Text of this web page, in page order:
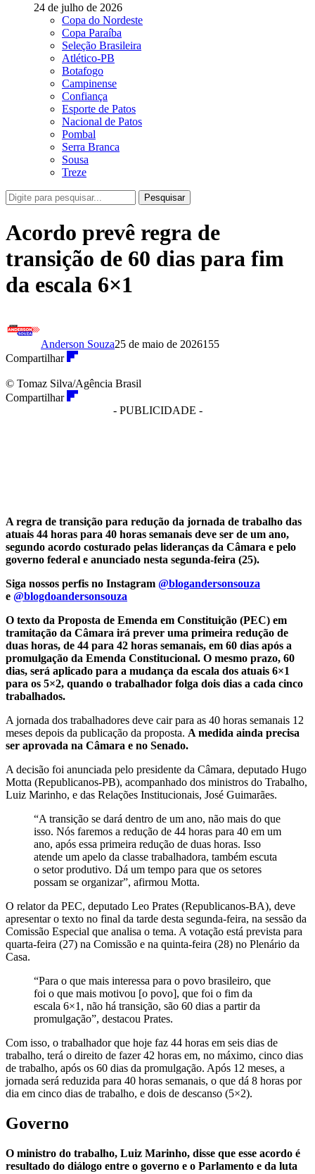
24 de julho de 2026
Copa do Nordeste
Copa Paraíba
Seleção Brasileira
Atlético-PB
Botafogo
Campinense
Confiança
Esporte de Patos
Nacional de Patos
Pombal
Serra Branca
Sousa
Treze
Pesquisar
Acordo prevê regra de
transição de 60 dias para fim
da escala 6×1
Anderson Souza25 de maio de 2026155
Compartilhar
© Tomaz Silva/Agência Brasil
Compartilhar
- PUBLICIDADE -
A regra de transição para redução da jornada de trabalho das
atuais 44 horas para 40 horas semanais deve ser de um ano,
segundo acordo costurado pelas lideranças da Câmara e pelo
governo federal e anunciado nesta segunda-feira (25).
Siga nossos perfis no Instagram @blogandersonsouza
e @blogdoandersonsouza
O texto da Proposta de Emenda em Constituição (PEC) em
tramitação da Câmara irá prever uma primeira redução de
duas horas, de 44 para 42 horas semanais, em 60 dias após a
promulgação da Emenda Constitucional. O mesmo prazo, 60
dias, será aplicado para a mudança da escala dos atuais 6×1
para os 5×2, quando o trabalhador folga dois dias a cada cinco
trabalhados.
A jornada dos trabalhadores deve cair para as 40 horas semanais 12
meses depois da publicação da proposta. A medida ainda precisa
ser aprovada na Câmara e no Senado.
A decisão foi anunciada pelo presidente da Câmara, deputado Hugo
Motta (Republicanos-PB), acompanhado dos ministros do Trabalho,
Luiz Marinho, e das Relações Institucionais, José Guimarães.
“A transição se dará dentro de um ano, não mais do que
isso. Nós faremos a redução de 44 horas para 40 em um
ano, após essa primeira redução de duas horas. Isso
atende um apelo da classe trabalhadora, também escuta
o setor produtivo. Dá um tempo para que os setores
possam se organizar”, afirmou Motta.
O relator da PEC, deputado Leo Prates (Republicanos-BA), deve
apresentar o texto no final da tarde desta segunda-feira, na sessão da
Comissão Especial que analisa o tema. A votação está prevista para
quarta-feira (27) na Comissão e na quinta-feira (28) no Plenário da
Casa.
“Para o que mais interessa para o povo brasileiro, que
foi o que mais motivou [o povo], que foi o fim da
escala 6×1, não há transição, são 60 dias a partir da
promulgação”, destacou Prates.
Com isso, o trabalhador que hoje faz 44 horas em seis dias de
trabalho, terá o direito de fazer 42 horas em, no máximo, cinco dias
de trabalho, após os 60 dias da promulgação. Após 12 meses, a
jornada será reduzida para 40 horas semanais, o que dá 8 horas por
dia em cinco dias de trabalho, e dois de descanso (5×2).
Governo
O ministro do trabalho, Luiz Marinho, disse que esse acordo é
resultado do diálogo entre o governo e o Parlamento e da luta